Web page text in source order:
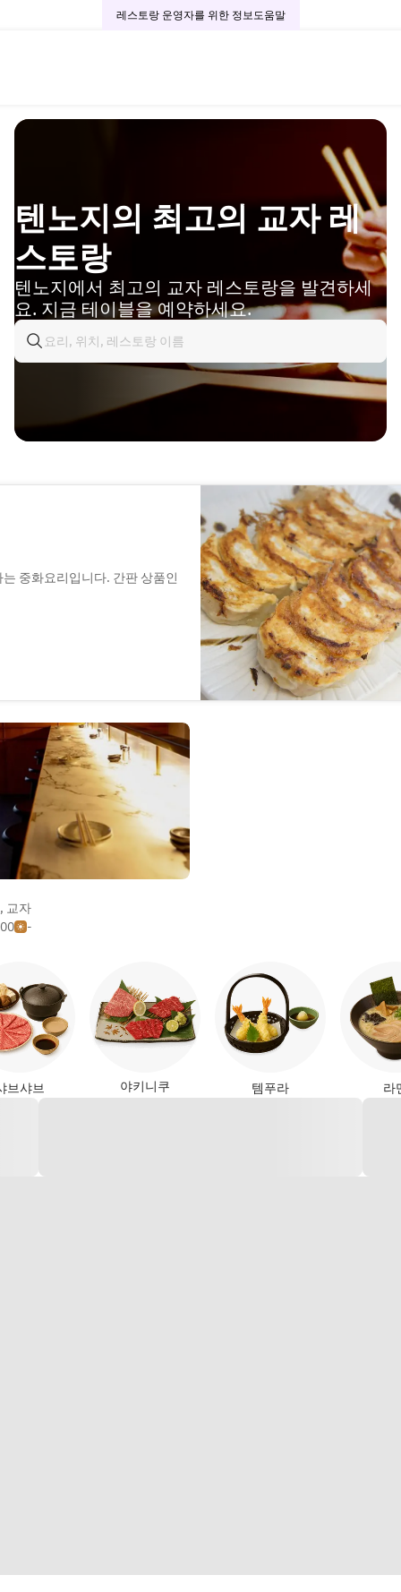
레스토랑 운영자를 위한 정보도움말
텐노지의 최고의 교자 레
스토랑
텐노지에서 최고의 교자 레스토랑을 발견하세
요. 지금 테이블을 예약하세요.
중화요리입니다. 간판 상품인
, 교자
-
브샤브 야키니쿠 템푸라 라